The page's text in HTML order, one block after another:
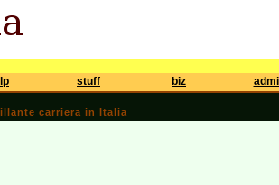
stuff biz
carriera in Italia